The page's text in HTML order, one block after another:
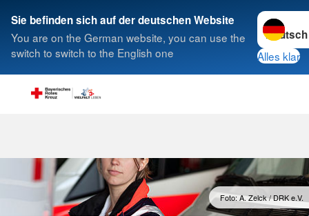
Sie befinden sich auf der deutschen Website
You are on the German website, you can use the
switch to switch to the English one
Sprache
Alles klar
Suche
Foto: A. Zelck / DRK e.V.